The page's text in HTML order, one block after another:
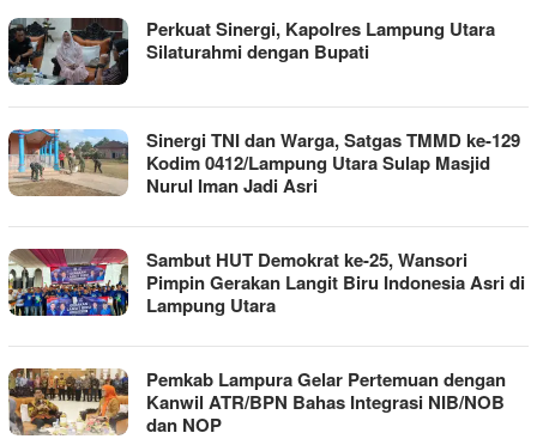
Perkuat Sinergi, Kapolres Lampung Utara
Silaturahmi dengan Bupati
Sinergi TNI dan Warga, Satgas TMMD ke-129
Kodim 0412/Lampung Utara Sulap Masjid
Nurul Iman Jadi Asri
Sambut HUT Demokrat ke-25, Wansori
Pimpin Gerakan Langit Biru Indonesia Asri di
Lampung Utara
Pemkab Lampura Gelar Pertemuan dengan
Kanwil ATR/BPN Bahas Integrasi NIB/NOB
dan NOP